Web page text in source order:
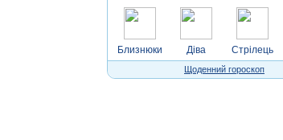
Близнюки Діва Стрілець
Щоденний гороскоп